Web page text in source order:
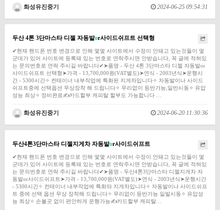
화성유진중기 2024-06-25 09:54:31
두산 4톤 3단마스타 디젤 자동발or사이드쉬프트 선택형
✔현재 핸드폰 번호 변경으로 인해 몇몇 사이트에서 수정이 안돼고 있는것들이 몇
군데가 있어 사이트에 등록돼 있는 번호로 연락주시면 안받습니다, 꼭 글에 적혀있
는 문의번호로 연락 주시길 바랍니다✔➤품명 - 두산 4톤 3단마스타 디젤 자동발or
사이드쉬프트 선택형➤가격 - 13,700,000원(VAT별도)➤연식 - 2003년식➤운행시
간 - 5300시간✧ 컨테이너 내부작업에 특화된 지게차입니다✧ 자동발이나 사이드
쉬프트중에 선택옵션 무상장착 해 드립니다✧ 무리없이 등반가능,일반시동✧ 유압
성능 최상✧ 정비완료✍카드할부 캐피탈 할부도 가능합니다 …
화성유진중기 2024-06-20 11:30:36
두산4톤3단마스타 디젤지게차 자동발or사이드쉬프트
✔현재 핸드폰 번호 변경으로 인해 몇몇 사이트에서 수정이 안돼고 있는것들이 몇
군데가 있어 사이트에 등록돼 있는 번호로 연락주시면 안받습니다, 꼭 글에 적혀있
는 문의번호로 연락 주시길 바랍니다✔➤품명 - 두산4톤3단마스타 디젤지게차 자
동발or사이드쉬프트➤가격 - 13,700,000원(VAT별도)➤연식 - 2003년식➤운행시간
- 5300시간✧ 컨테이너 내부작업에 특화돠 지게차입니다✧ 자동발이나 사이드쉬프
트 중에 선택 옵션 무상 장착해 드립니다✧ 무리없이 등반가능 일발시동✧ 유압성
능 최상✧ 손볼곳 없이 편안하게 운행가능✍카드할부 캐피탈…